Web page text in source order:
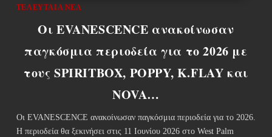
ΤΕΛΕΥΤΑΊΑ ΝΈΑ
Οι EVANESCENCE ανακοίνωσαν
παγκόσμια περιοδεία για το 2026 με
τους SPIRITBOX, POPPY, K.FLAY και
NOVA…
Οι EVANESCENCE ανακοίνωσαν παγκόσμια περιοδεία για το 2026.
Η περιοδεία θα ξεκινήσει στις 11 Ιουνίου 2026 στο West Palm